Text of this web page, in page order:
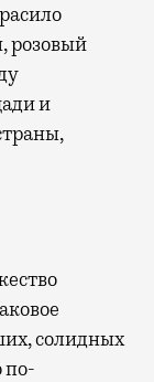
розовый
и
солидных
по-